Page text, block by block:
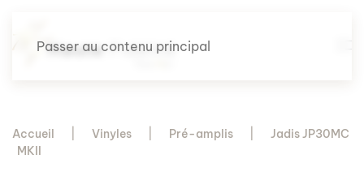
Passer au contenu principal
Accueil Vinyles Pré-amplis
Jadis JP30MC
MKII